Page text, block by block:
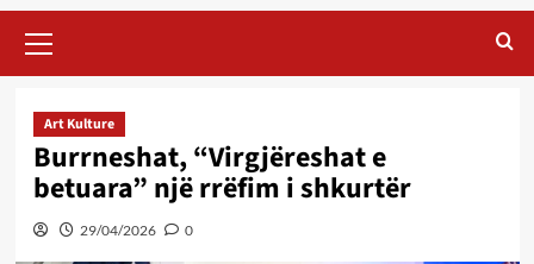
Menu
Art Kulture
Burrneshat, “Virgjëreshat e
betuara” një rrëfim i shkurtër
29/04/2026 0